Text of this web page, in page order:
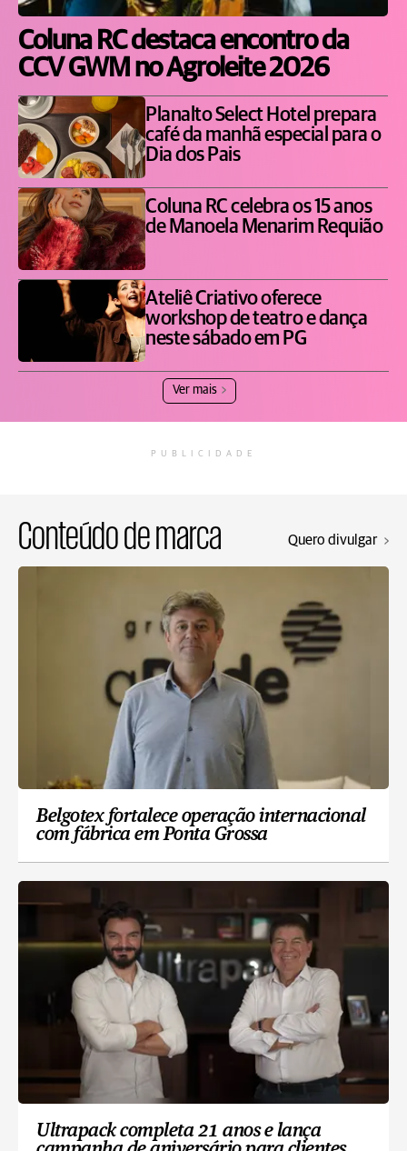
Coluna RC destaca encontro da
CCV GWM no Agroleite 2026
Planalto Select Hotel prepara
café da manhã especial para o
Dia dos Pais
Coluna RC celebra os 15 anos
de Manoela Menarim Requião
Ateliê Criativo oferece
workshop de teatro e dança
neste sábado em PG
Ver mais
PUBLICIDADE
Conteúdo de marca Quero divulgar
Belgotex fortalece operação internacional
com fábrica em Ponta Grossa
Ultrapack completa 21 anos e lança